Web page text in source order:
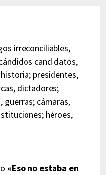
irreconciliables,
candidatos,
presidentes,
dictadores;
guerras; cámaras,
héroes,
«Eso no estaba en